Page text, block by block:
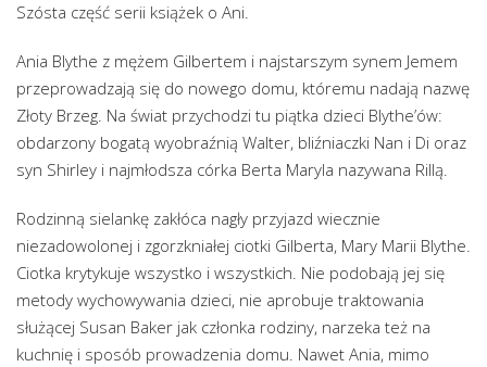
Szósta część serii książek o Ani.
Ania Blythe z mężem Gilbertem i najstarszym synem Jemem
przeprowadzają się do nowego domu, któremu nadają nazwę
Złoty Brzeg. Na świat przychodzi tu piątka dzieci Blythe’ów:
obdarzony bogatą wyobraźnią Walter, bliźniaczki Nan i Di oraz
syn Shirley i najmłodsza córka Berta Maryla nazywana Rillą.
Rodzinną sielankę zakłóca nagły przyjazd wiecznie
niezadowolonej i zgorzkniałej ciotki Gilberta, Mary Marii Blythe.
Ciotka krytykuje wszystko i wszystkich. Nie podobają jej się
metody wychowywania dzieci, nie aprobuje traktowania
służącej Susan Baker jak członka rodziny, narzeka też na
kuchnię i sposób prowadzenia domu. Nawet Ania, mimo